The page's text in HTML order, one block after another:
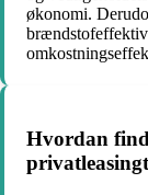
økonomi.
Hvordan